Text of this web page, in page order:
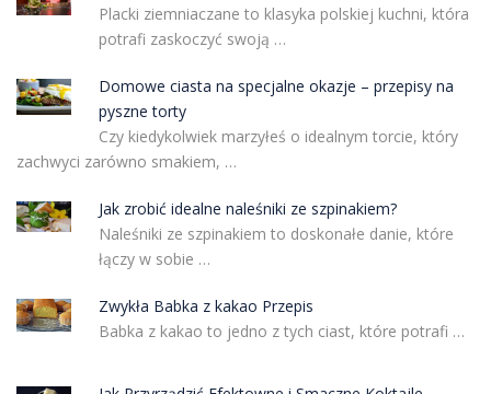
Placki ziemniaczane to klasyka polskiej kuchni, która
potrafi zaskoczyć swoją …
Domowe ciasta na specjalne okazje – przepisy na
pyszne torty
Czy kiedykolwiek marzyłeś o idealnym torcie, który
zachwyci zarówno smakiem, …
Jak zrobić idealne naleśniki ze szpinakiem?
Naleśniki ze szpinakiem to doskonałe danie, które
łączy w sobie …
Zwykła Babka z kakao Przepis
Babka z kakao to jedno z tych ciast, które potrafi …